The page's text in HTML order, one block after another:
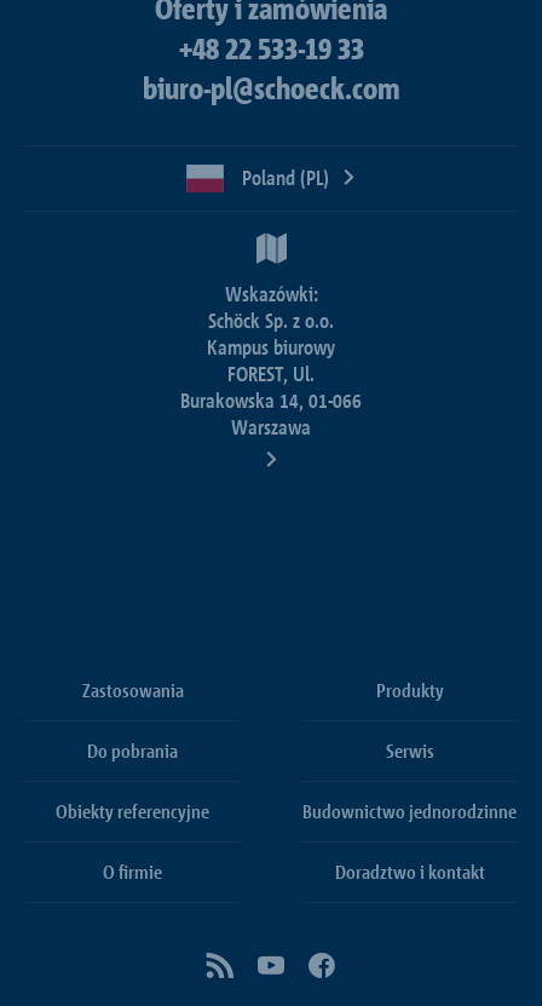
Oferty i zamówienia
+48 22 533-19 33
biuro-pl@schoeck.com
Poland (PL)
Wskazówki:
Schöck Sp. z o.o.
Kampus biurowy
FOREST, Ul.
Burakowska 14, 01-066
Warszawa
Zastosowania Produkty
Do pobrania Serwis
Obiekty referencyjne Budownictwo jednorodzinne
O firmie Doradztwo i kontakt